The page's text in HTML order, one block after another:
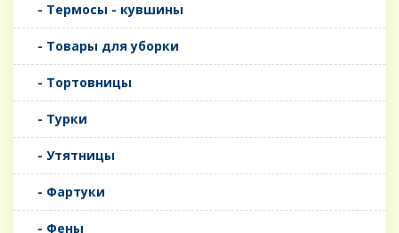
- Термосы - кувшины
- Товары для уборки
- Тортовницы
- Турки
- Утятницы
- Фартуки
- Фены